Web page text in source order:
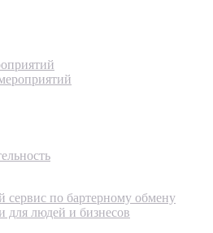
сервис по бартерному обмену
для людей и бизнесов